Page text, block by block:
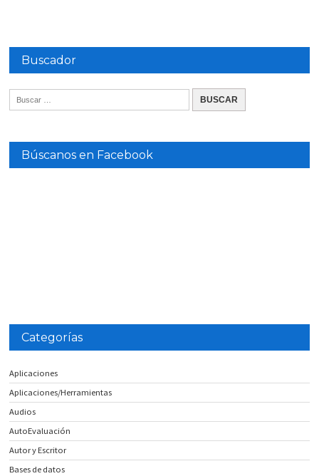
Buscador
Búscanos en Facebook
Categorías
Aplicaciones
Aplicaciones/Herramientas
Audios
AutoEvaluación
Autor y Escritor
Bases de datos